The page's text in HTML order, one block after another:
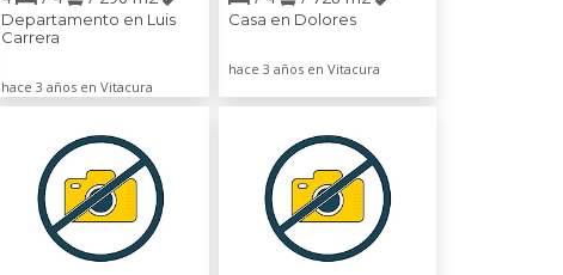
Departamento en Luis
Carrera
hace 3 años en Vitacura
Casa en Dolores
hace 3 años en Vitacura